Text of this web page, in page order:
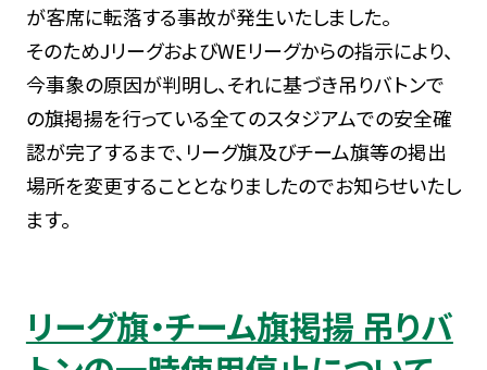
が客席に転落する事故が発生いたしました。
そのためJリーグおよびWEリーグからの指示により、
今事象の原因が判明し、それに基づき吊りバトンで
の旗掲揚を行っている全てのスタジアムでの安全確
認が完了するまで、リーグ旗及びチーム旗等の掲出
場所を変更することとなりましたのでお知らせいたし
ます。
リーグ旗・チーム旗掲揚 吊りバ